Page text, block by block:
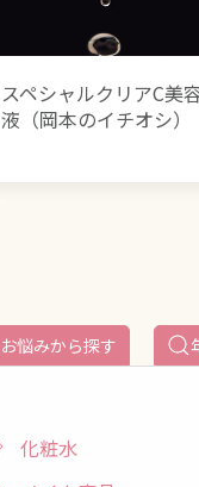
スペシャルクリアC美
液（岡本のイチオシ）
お悩みから探す
化粧水